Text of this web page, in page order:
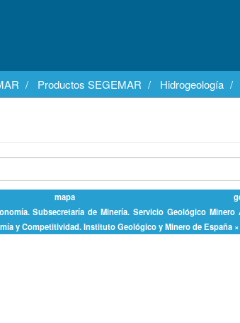
Productos SEGEMAR Hidrogeología
mapa
Subsecretaría de Minería. Servicio Geológico
y Competitividad. Instituto Geológico y Minero de España ×